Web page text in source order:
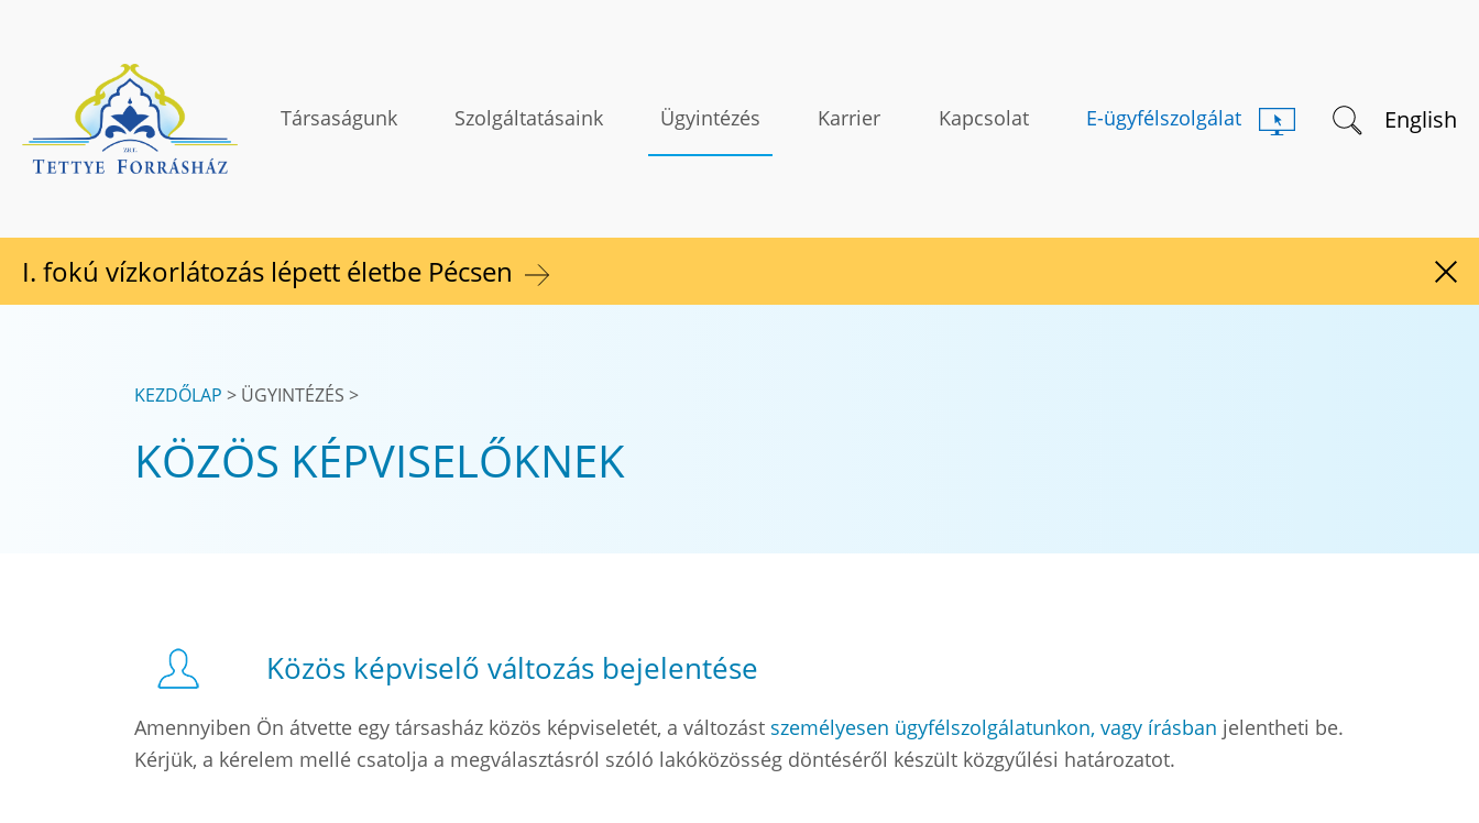
TETTYE FORRÁSHÁZ Zrt.
Társaságunk Szolgáltatásaink Ügyintézés Karrier Kapcsolat E-ügyfélszolgálat Keresés indítása
English
I. fokú vízkorlátozás lépett életbe Pécsen
KEZDŐLAP ÜGYINTÉZÉS
KÖZÖS KÉPVISELŐKNEK
Közös képviselő változás bejelentése
Amennyiben Ön átvette egy társasház közös képviseletét, a változást személyesen ügyfélszolgálatunkon, vagy írásban jelentheti be.
Kérjük, a kérelem mellé csatolja a megválasztásról szóló lakóközösség döntéséről készült közgyűlési határozatot.